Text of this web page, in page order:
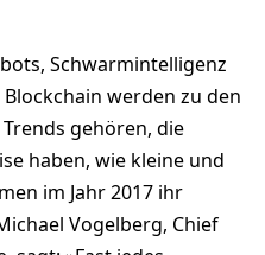
Schwarmintelligenz
werden zu den
gehören, die
haben, wie kleine und
im Jahr 2017 ihr
Vogelberg, Chief